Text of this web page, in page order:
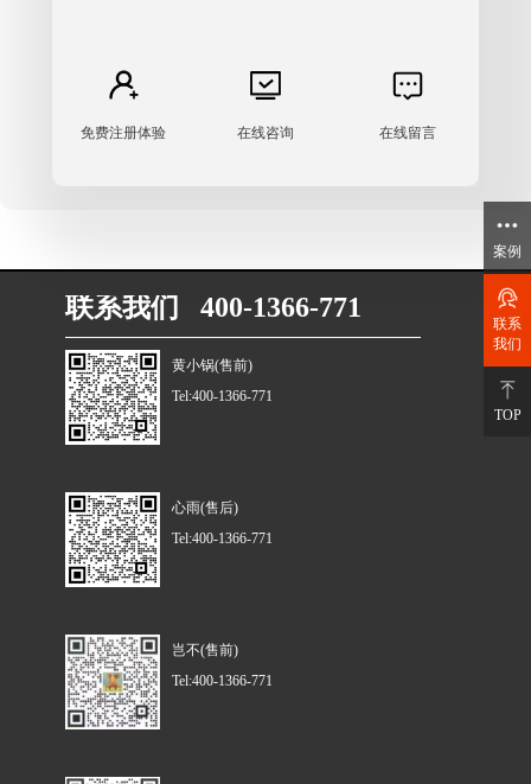
免费注册体验 在线咨询 在线留言
联系我们 400-1366-771
黄小锅(售前)
Tel:400-1366-771
心雨(售后)
Tel:400-1366-771
岂不(售前)
Tel:400-1366-771
案例
联系
我们
TOP